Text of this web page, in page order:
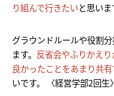
り組んで行きたいと思い
グラウンドルールや役割
ます。 反省会やふりかえり
良かったことをあまり共
いです。 〈経営学部2回生〉